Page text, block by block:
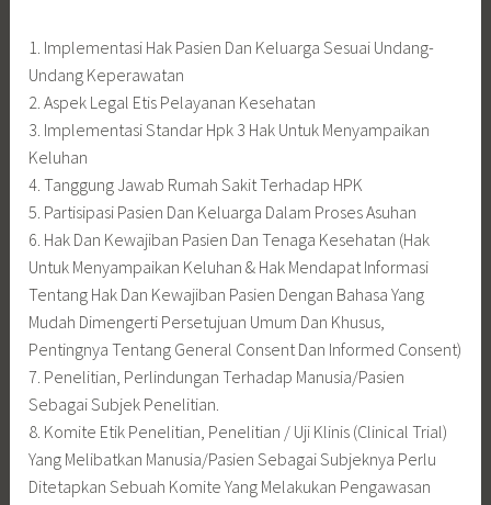
1. Implementasi Hak Pasien Dan Keluarga Sesuai Undang-
Undang Keperawatan
2. Aspek Legal Etis Pelayanan Kesehatan
3. Implementasi Standar Hpk 3 Hak Untuk Menyampaikan
Keluhan
4. Tanggung Jawab Rumah Sakit Terhadap HPK
5. Partisipasi Pasien Dan Keluarga Dalam Proses Asuhan
6. Hak Dan Kewajiban Pasien Dan Tenaga Kesehatan (Hak
Untuk Menyampaikan Keluhan & Hak Mendapat Informasi
Tentang Hak Dan Kewajiban Pasien Dengan Bahasa Yang
Mudah Dimengerti Persetujuan Umum Dan Khusus,
Pentingnya Tentang General Consent Dan Informed Consent)
7. Penelitian, Perlindungan Terhadap Manusia/Pasien
Sebagai Subjek Penelitian.
8. Komite Etik Penelitian, Penelitian / Uji Klinis (Clinical Trial)
Yang Melibatkan Manusia/Pasien Sebagai Subjeknya Perlu
Ditetapkan Sebuah Komite Yang Melakukan Pengawasan